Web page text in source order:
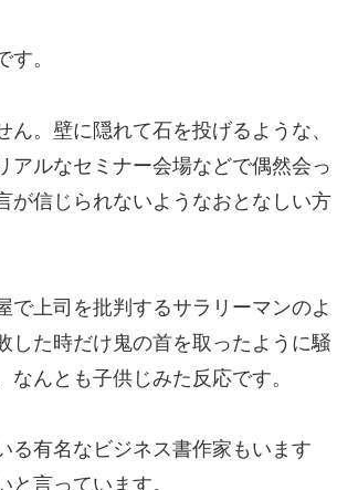
。
。壁に隠れて石を投げるような、
アルなセミナー会場などで偶然会っ
が信じられないようなおとなしい方
上司を批判するサラリーマンのよ
した時だけ鬼の首を取ったように騒
んとも子供じみた反応です。
る有名なビジネス書作家もいます
言っています。